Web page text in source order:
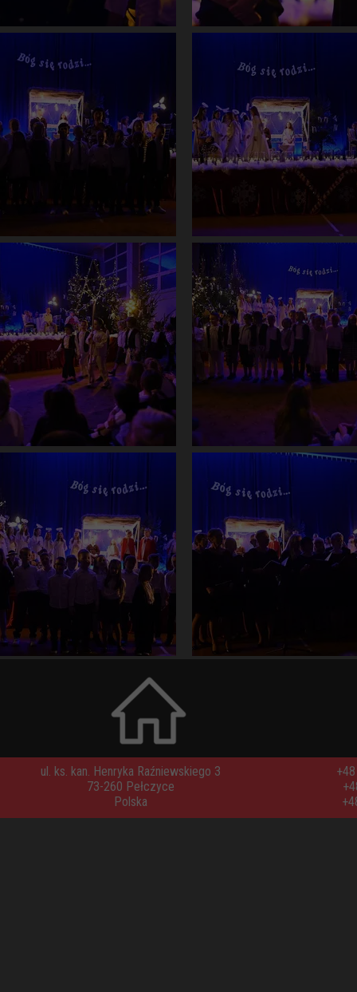
ul. ks. kan. Henryka Raźniewskiego 3
73-260 Pełczyce
Polska